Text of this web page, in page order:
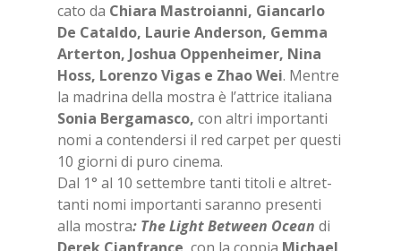
ca­to da Chia­ra Ma­stro­ian­ni, Gian­car­lo
De Ca­tal­do, Lau­rie An­der­son, Gem­ma
Ar­ter­ton, Jo­shua Op­pe­n­hei­mer, Nina
Hoss, Lo­ren­zo Vi­gas e Zhao Wei. Men­tre
la ma­dri­na del­la mo­stra è l’at­tri­ce ita­lia­na
So­nia Ber­ga­ma­sco, con al­tri im­por­tan­ti
nomi a con­ten­der­si il red car­pet per que­sti
10 gior­ni di puro ci­ne­ma.
Dal 1° al 10 set­tem­bre tan­ti ti­to­li e al­tret­
tan­ti nomi im­por­tan­ti sa­ran­no pre­sen­ti
alla mo­stra: The Light Bet­ween Ocean di